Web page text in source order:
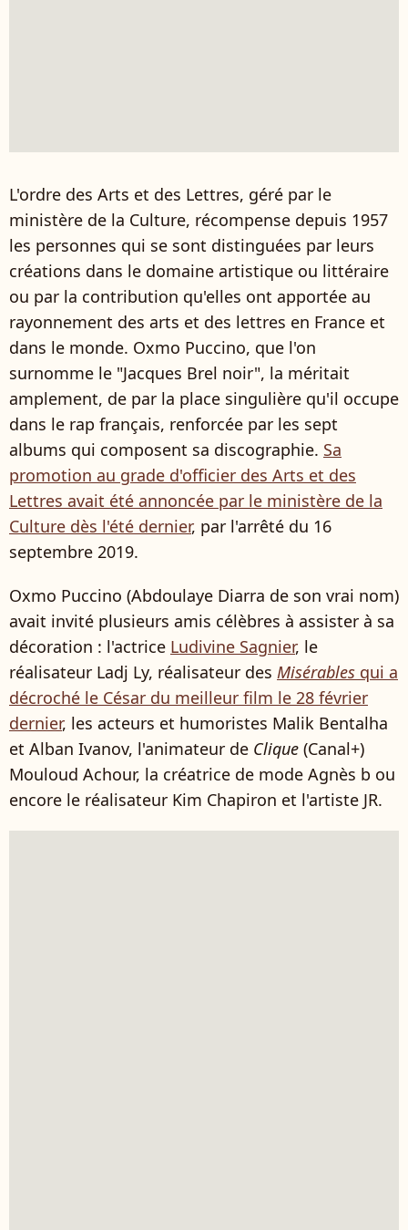
L'ordre des Arts et des Lettres, géré par le
ministère de la Culture, récompense depuis 1957
les personnes qui se sont distinguées par leurs
créations dans le domaine artistique ou littéraire
ou par la contribution qu'elles ont apportée au
rayonnement des arts et des lettres en France et
dans le monde. Oxmo Puccino, que l'on
surnomme le "Jacques Brel noir", la méritait
amplement, de par la place singulière qu'il occupe
dans le rap français, renforcée par les sept
albums qui composent sa discographie. Sa
promotion au grade d'officier des Arts et des
Lettres avait été annoncée par le ministère de la
Culture dès l'été dernier, par l'arrêté du 16
septembre 2019.
Oxmo Puccino (Abdoulaye Diarra de son vrai nom)
avait invité plusieurs amis célèbres à assister à sa
décoration : l'actrice Ludivine Sagnier, le
réalisateur Ladj Ly, réalisateur des Misérables qui a
décroché le César du meilleur film le 28 février
dernier, les acteurs et humoristes Malik Bentalha
et Alban Ivanov, l'animateur de Clique (Canal+)
Mouloud Achour, la créatrice de mode Agnès b ou
encore le réalisateur Kim Chapiron et l'artiste JR.